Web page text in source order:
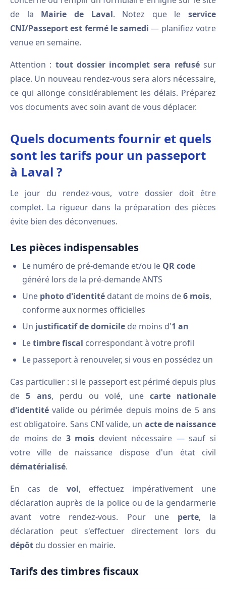
de la Mairie de Laval. Notez que le service
CNI/Passeport est fermé le samedi — planifiez votre
venue en semaine.
Attention : tout dossier incomplet sera refusésur
place. Un nouveau rendez-vous sera alors nécessaire,
ce qui allonge considérablement les délais. Préparez
vos documents avec soin avant de vous déplacer.
Quels documents fournir et quels
sont les tarifs pour un passeport
à Laval ?
Le jour du rendez-vous, votre dossier doit être
complet. La rigueur dans la préparation des pièces
évite bien des déconvenues.
Les pièces indispensables
Le numéro de pré-demande et/ou le QR code
généré lors de la pré-demande ANTS
Une photo d'identité datant de moins de6 mois,
conforme aux normes officielles
Un justificatif de domicile de moins d'1 an
Letimbre fiscal correspondant à votre profil
Le passeport à renouveler, si vous en possédez un
Cas particulier : si le passeport est périmé depuis plus
de5 ans, perdu ou volé, une carte nationale
d'identité valide ou périmée depuis moins de 5 ans
est obligatoire. Sans CNI valide, un acte de naissance
de moins de 3 mois devient nécessaire — sauf si
votre ville de naissance dispose d'un état civil
dématérialisé.
En cas de vol, effectuez impérativement une
déclaration auprès de la police ou de la gendarmerie
avant votre rendez-vous. Pour une perte, la
déclaration peut s'effectuer directement lors du
dépôt du dossier en mairie.
Tarifs des timbres fiscaux